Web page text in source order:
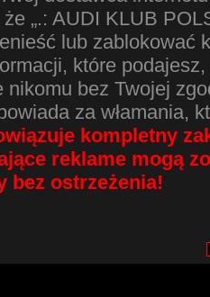
„.: AUDI KLUB
lub zablokować
które
nikomu bez Twojej
za włamania,
kompletny
reklame mogą
bez ostrzeżenia!